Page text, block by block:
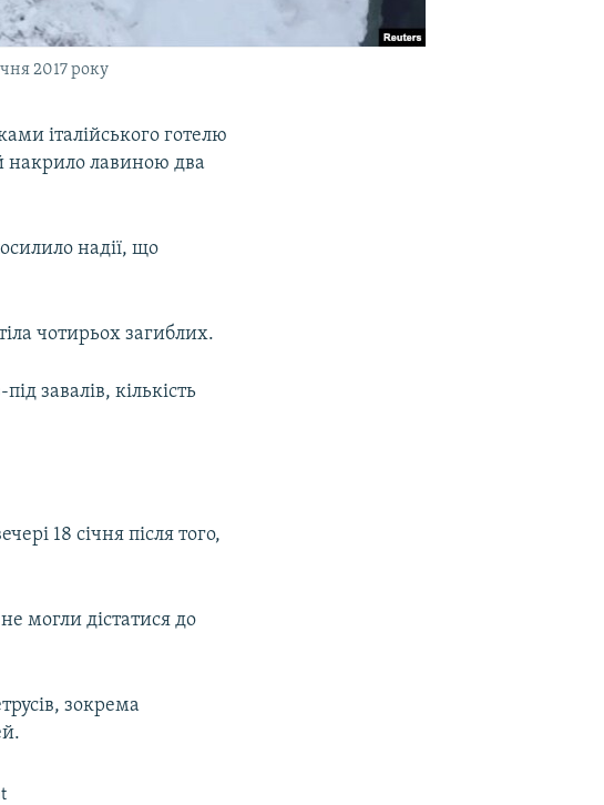
2017 року
італійського готелю
накрило лавиною два
надії, що
чотирьох загиблих.
завалів, кількість
18 січня після того,
могли дістатися до
зокрема